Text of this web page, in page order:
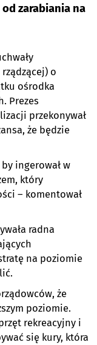
zarabiania na
o
ośrodka
Prezes
przekonywał
że będzie
ingerował w
który
– komentował
radna
na poziomie
że
poziomie.
rekreacyjny i
się kury, która